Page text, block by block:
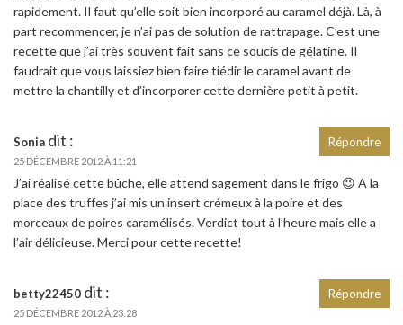
rapidement. Il faut qu’elle soit bien incorporé au caramel déjà. Là, à
part recommencer, je n’ai pas de solution de rattrapage. C’est une
recette que j’ai très souvent fait sans ce soucis de gélatine. Il
faudrait que vous laissiez bien faire tiédir le caramel avant de
mettre la chantilly et d’incorporer cette dernière petit à petit.
Sonia dit :
25 DÉCEMBRE 2012 À 11:21
J’ai réalisé cette bûche, elle attend sagement dans le frigo 😉 A la
place des truffes j’ai mis un insert crémeux à la poire et des
morceaux de poires caramélisés. Verdict tout à l’heure mais elle a
l’air délicieuse. Merci pour cette recette!
Répondre
betty22450 dit :
25 DÉCEMBRE 2012 À 23:28
Répondre